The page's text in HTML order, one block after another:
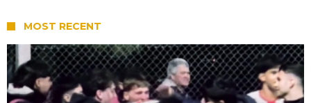
MOST RECENT